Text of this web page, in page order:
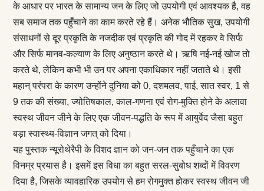
के आधार पर भारत के सामान्य जन के लिए जो उपयोगी एवं आवश्यक है, वह
सब समाज तक पहुँचाने का काम करते रहे हैं। अनेक भौतिक सुख, उपयोगी
संसाधनों से दूर प्रकृति के नजदीक एवं प्रकृति की गोद में रहकर वे सिर्फ
और सिर्फ मानव-कल्याण के लिए अनुष्ठान करते थे। ऋषि नई-नई खोज तो
करते थे, लेकिन कभी भी उन पर अपना एकाधिकार नहीं जताते थे। इसी
महान् परंपरा के कारण उन्होंने दुनिया को 0, दशमलव, पाई, सात स्वर, 1 से
9 तक की संख्या, ज्योतिषकाल, काल-गणना एवं रोग-मुक्ति होने के अलावा
स्वस्थ जीवन जीने के लिए एक जीवन-पद्धति के रूप में आयुर्वेद जैसा बहुत
बड़ा स्वास्थ्य-विज्ञान जगत् को दिया।
यह पुस्तक न्यूरोथेरैपी के विशद ज्ञान को जन-जन तक पहुँचाने का एक
विनम्र प्रयास है। इसमें इस विधा का बहुत सरल-सुबोध शब्दों में विवरण
दिया है, जिसके व्यावहारिक उपयोग से हम रोगमुक्त होकर स्वस्थ जीवन जी